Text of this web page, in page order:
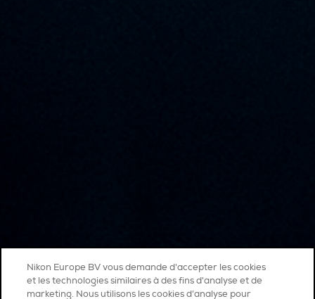
Nikon Europe BV vous demande d'accepter les cookies
et les technologies similaires à des fins d'analyse et de
marketing. Nous utilisons les cookies d’analyse pour